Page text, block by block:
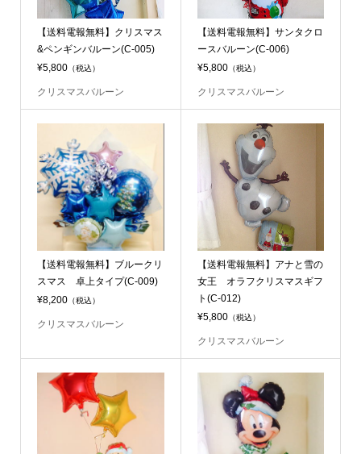
【送料電報無料】クリスマス
&ペンギンバルーン(C-005)
¥5,800（税込）
クリスマスバルーン
【送料電報無料】サンタクロ
ースバルーン(C-006)
¥5,800（税込）
クリスマスバルーン
【送料電報無料】ブルークリ
スマス 卓上タイプ(C-009)
¥8,200（税込）
クリスマスバルーン
【送料電報無料】アナと雪の
女王 オラフクリスマスギフ
ト(C-012)
¥5,800（税込）
クリスマスバルーン